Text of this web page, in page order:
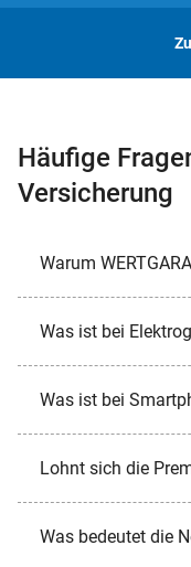
Häufige
Versicherung
Warum
Was ist bei
Was ist bei
Lohnt sich die
Was bedeutet die